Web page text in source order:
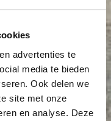
advertenties te
media te bieden
Ook delen we
site met onze
en analyse. Deze